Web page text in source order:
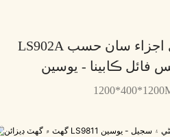
LS902A جي مٽاسٽا واري اجزاء سان حسب
فائل ڪابينا - يوسين